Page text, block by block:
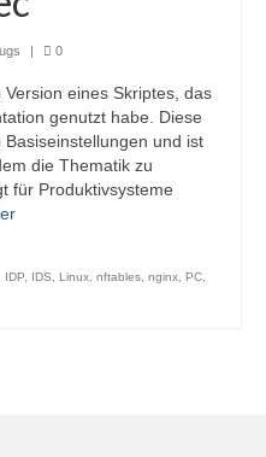
| 0
eines Skriptes, das
genutzt habe. Diese
Basiseinstellungen und ist
die Thematik zu
für Produktivsysteme
IDP IDS Linux nftables nginx PC